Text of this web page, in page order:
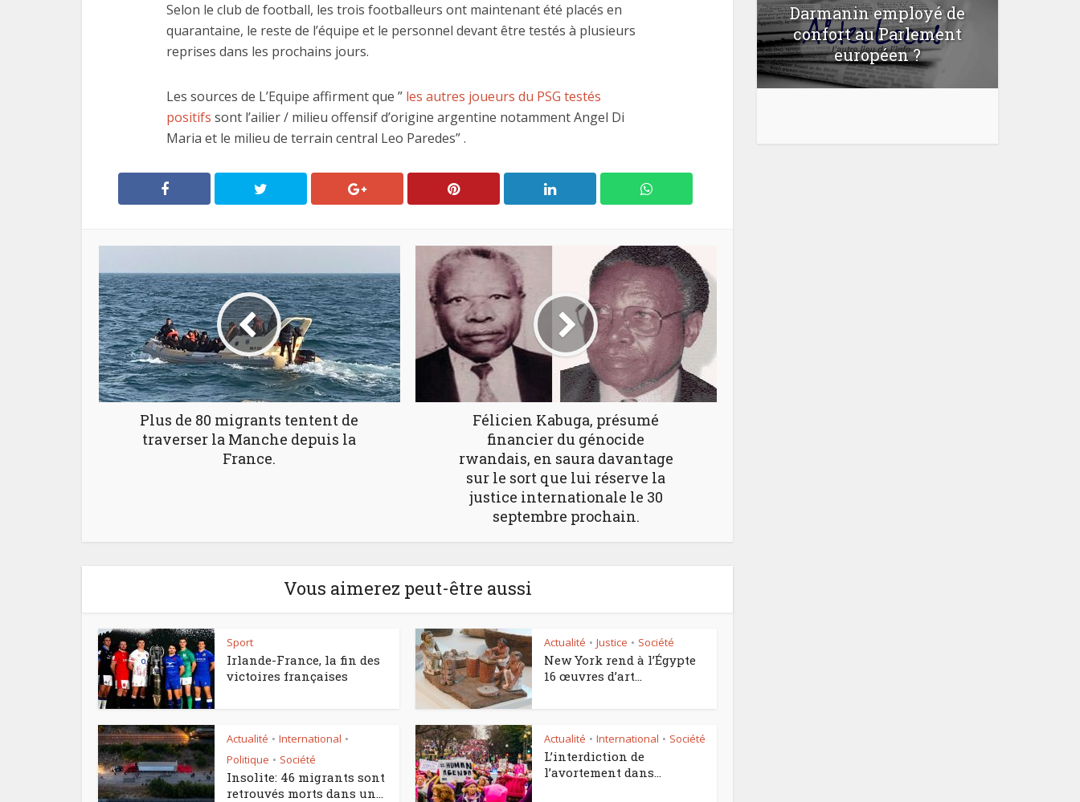
Selon le club de football, les trois footballeurs ont maintenant été placés en
quarantaine, le reste de l’équipe et le personnel devant être testés à plusieurs
reprises dans les prochains jours.
Les sources de L’Equipe affirment que ” les autres joueurs du PSG testés
positifs sont l’ailier / milieu offensif d’origine argentine notamment Angel Di
Maria et le milieu de terrain central Leo Paredes” .
Plus de 80 migrants tentent de
traverser la Manche depuis la
France.
Félicien Kabuga, présumé
financier du génocide
rwandais, en saura davantage
sur le sort que lui réserve la
justice internationale le 30
septembre prochain.
Vous aimerez peut-être aussi
Sport
Irlande-France, la fin des
victoires françaises
Actualité • Justice • Société
New York rend à l’Égypte
16 œuvres d’art...
Actualité • International •
Politique • Société
Insolite: 46 migrants sont
retrouvés morts dans un...
Actualité • International • Société
L’interdiction de
l’avortement dans...
Les dépenses de
fonctionnement de l’Etat
Darmanin employé de
confort au Parlement
européen ?